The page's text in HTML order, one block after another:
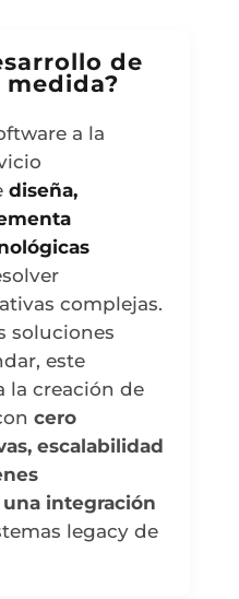
de
a la
diseña,
complejas.
soluciones
este
la creación de
cero
escalabilidad
integración
legacy de